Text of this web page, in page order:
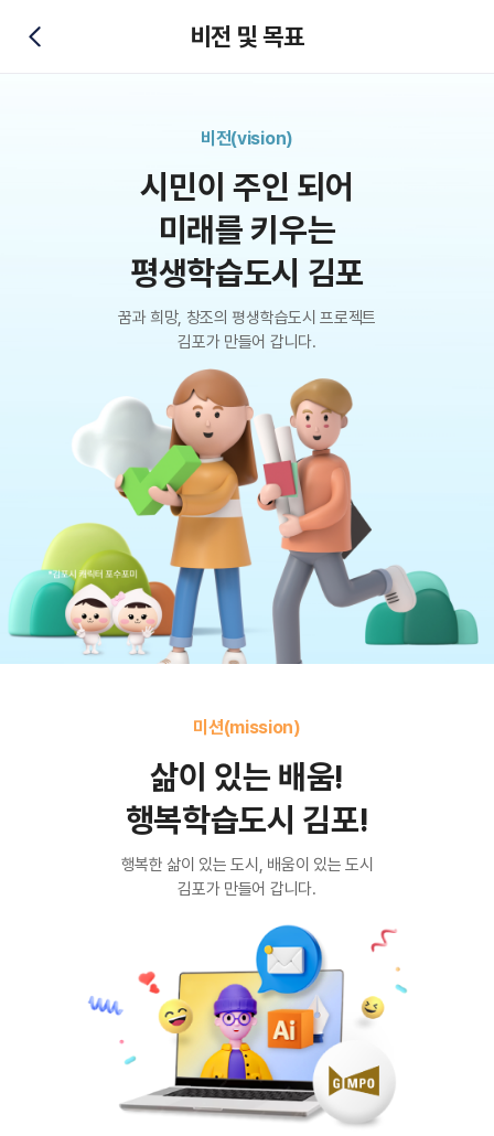
뒤로가기 비전 및 목표
비전(vision)
시민이 주인 되어
미래를 키우는
평생학습도시 김포
꿈과 희망, 창조의 평생학습도시 프로젝트
김포가 만들어 갑니다.
미션(mission)
삶이 있는 배움!
행복학습도시 김포!
행복한 삶이 있는 도시, 배움이 있는 도시
김포가 만들어 갑니다.